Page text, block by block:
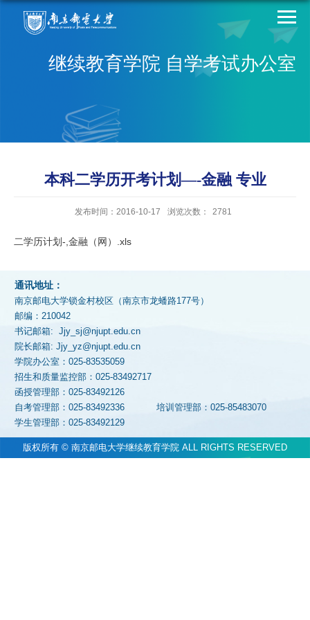
继续教育学院 自学考试办公室
本科二学历开考计划—-金融 专业
发布时间：2016-10-17 浏览次数： 2781
二学历计划-,金融（网）.xls
通讯地址：
南京邮电大学锁金村校区（南京市龙蟠路177号）
邮编：210042
书记邮箱: Jjy_sj@njupt.edu.cn
院长邮箱: Jjy_yz@njupt.edu.cn
学院办公室：025-83535059
招生和质量监控部：025-83492717
函授管理部：025-83492126
自考管理部：025-83492336
培训管理部：025-85483070
学生管理部：025-83492129
版权所有 © 南京邮电大学继续教育学院 ALL RIGHTS RESERVED